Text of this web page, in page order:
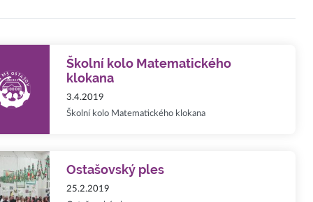
Školní kolo Matematického
klokana
3.4.2019
Školní kolo Matematického klokana
Ostašovský ples
25.2.2019